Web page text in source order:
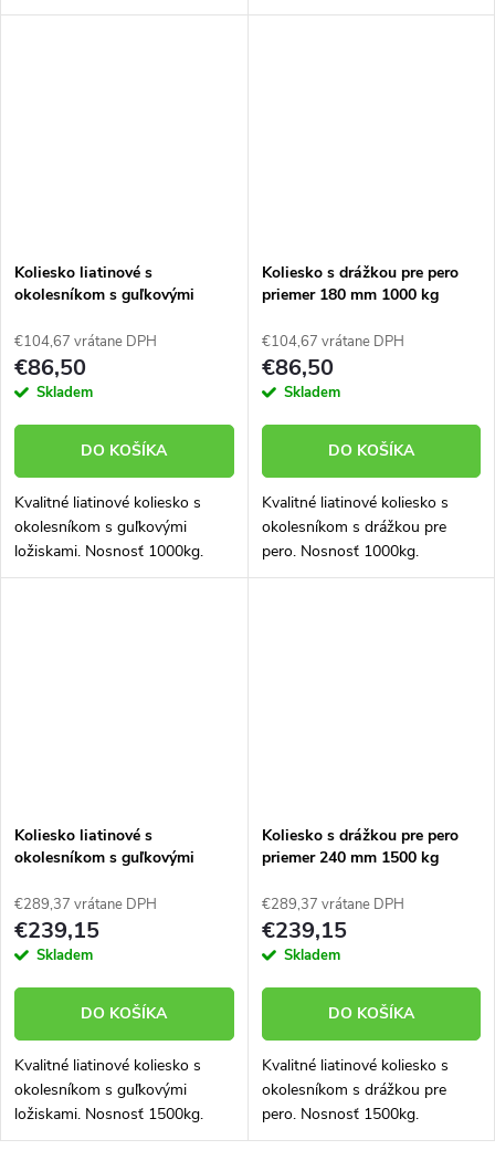
Koliesko liatinové s
okolesníkom s guľkovými
96180-01
€104,67 vrátane DPH
€86,50
Skladem
DO KOŠÍKA
Kvalitné liatinové koliesko s
okolesníkom s guľkovými
ložiskami. Nosnosť 1000kg.
Koliesko s drážkou pre pero
priemer 180 mm 1000 kg
€104,67 vrátane DPH
€86,50
Skladem
DO KOŠÍKA
Kvalitné liatinové koliesko s
okolesníkom s drážkou pre
pero. Nosnosť 1000kg.
Koliesko liatinové s
okolesníkom s guľkovými
96240-01
€289,37 vrátane DPH
€239,15
Skladem
DO KOŠÍKA
Kvalitné liatinové koliesko s
okolesníkom s guľkovými
ložiskami. Nosnosť 1500kg.
Koliesko s drážkou pre pero
priemer 240 mm 1500 kg
€289,37 vrátane DPH
€239,15
Skladem
DO KOŠÍKA
Kvalitné liatinové koliesko s
okolesníkom s drážkou pre
pero. Nosnosť 1500kg.